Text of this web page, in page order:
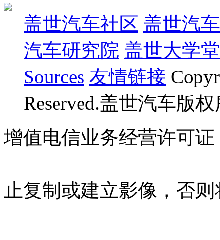
盖世汽车社区 盖世汽
汽车研究院 盖世大学堂
Sources 友情链接
Reserved.盖世汽车版
增值电信业务经营许可证
止复制或建立影像，否